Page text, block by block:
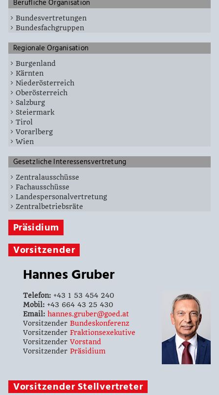
Berufliche Organisation
Bundesvertretungen
Bundesfachgruppen
Regionale Organisation
Burgenland
Kärnten
Niederösterreich
Oberösterreich
Salzburg
Steiermark
Tirol
Vorarlberg
Wien
Gesetzliche Interessensvertretung
Zentralausschüsse
Fachausschüsse
Landespersonalvertretung
Zentralbetriebsräte
Präsidium
Vorsitzender
Hannes Gruber
Telefon:+43 1 53 454 240
Mobil:+43 664 43 25 430
Email: hannes.gruber@goed.at
Vorsitzender Bundeskonferenz
Vorsitzender Fraktionsexekutive
Vorsitzender Vorstand
Vorsitzender Präsidium
Vorsitzender Stellvertreter